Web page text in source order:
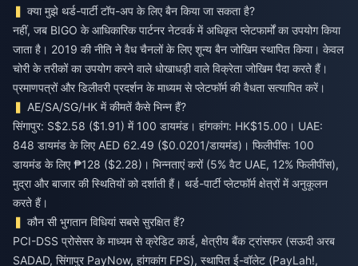
क्या मुझे थर्ड-पार्टी टॉप-अप के लिए बैन किया जा सकता है?
नहीं, जब BIGO के आधिकारिक पार्टनर नेटवर्क में अधिकृत प्लेटफार्मों का उपयोग किया
जाता है। 2019 की नीति ने वैध चैनलों के लिए शून्य बैन जोखिम स्थापित किया। केवल
चोरी के तरीकों का उपयोग करने वाले धोखाधड़ी वाले विक्रेता जोखिम पैदा करते हैं।
प्रमाणपत्रों और डिलीवरी प्रदर्शन के माध्यम से प्लेटफॉर्म की वैधता सत्यापित करें।
AE/SA/SG/HK में कीमतें कैसे भिन्न हैं?
सिंगापुर: S$2.58 ($1.91) में 100 डायमंड। हांगकांग: HK$15.00। UAE:
848 डायमंड के लिए AED 62.49 ($0.0201/डायमंड)। फिलीपींस: 100
डायमंड के लिए ₱128 ($2.28)। भिन्नताएं करों (5% वैट UAE, 12% फिलीपींस),
मुद्रा और बाजार की स्थितियों को दर्शाती हैं। थर्ड-पार्टी प्लेटफॉर्म क्षेत्रों में अनुकूलन
करते हैं।
कौन सी भुगतान विधियां सबसे सुरक्षित हैं?
PCI-DSS प्रोसेसर के माध्यम से क्रेडिट कार्ड, क्षेत्रीय बैंक ट्रांसफर (सऊदी अरब
SADAD, सिंगापुर PayNow, हांगकांग FPS), स्थापित ई-वॉलेट (PayLah!,